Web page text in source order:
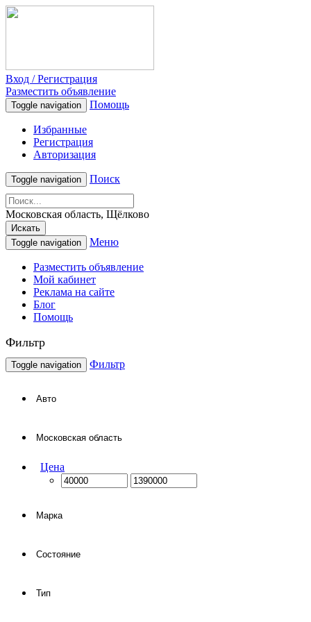
Вход / Регистрация
Разместить объявление
Toggle navigation Помощь
Избранные
Регистрация
Авторизация
Toggle navigation Поиск
Московская область, Щёлково
Искать
Toggle navigation
Меню
Разместить объявление
Мой кабинет
Реклама на сайте
Блог
Помощь
Фильтр
Toggle navigation Фильтр
Цена